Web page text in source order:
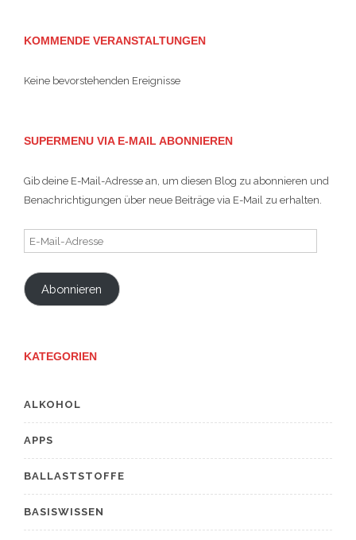
KOMMENDE VERANSTALTUNGEN
Keine bevorstehenden Ereignisse
SUPERMENU VIA E-MAIL ABONNIEREN
Gib deine E-Mail-Adresse an, um diesen Blog zu abonnieren und
Benachrichtigungen über neue Beiträge via E-Mail zu erhalten.
E-
Mail-
Adresse
Abonnieren
KATEGORIEN
ALKOHOL
APPS
BALLASTSTOFFE
BASISWISSEN